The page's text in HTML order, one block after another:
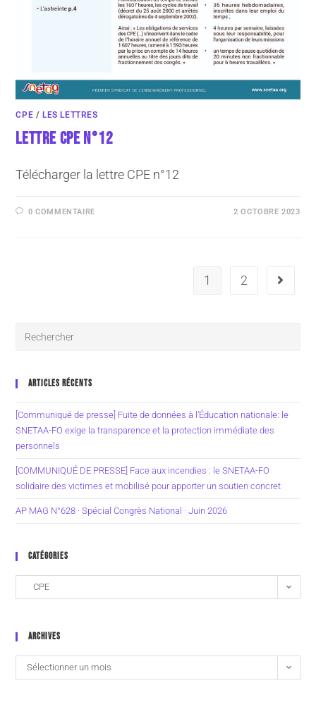
CPE / LES LETTRES
LETTRE CPE N°12
Télécharger la lettre CPE n°12
0 COMMENTAIRE 2 OCTOBRE 2023
1 2
ARTICLES RÉCENTS
[Communiqué de presse] Fuite de données à l’Éducation nationale: le
SNETAA-FO exige la transparence et la protection immédiate des
personnels
[COMMUNIQUÉ DE PRESSE] Face aux incendies : le SNETAA-FO
solidaire des victimes et mobilisé pour apporter un soutien concret
AP MAG N°628 · Spécial Congrès National · Juin 2026
CATÉGORIES
CPE
ARCHIVES
Sélectionner un mois